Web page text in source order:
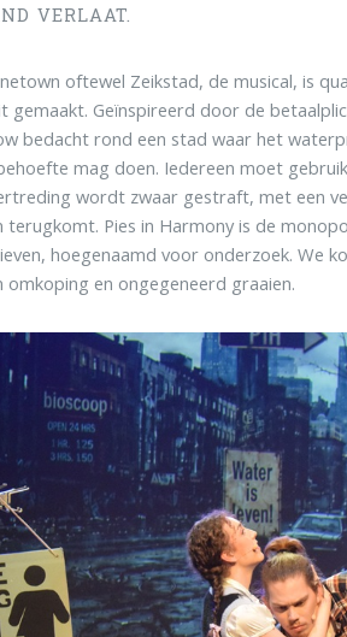
VERLAAT.
oftewel Zeikstad, de musical, is
gemaakt. Geïnspireerd door de
bedacht rond een stad waar het
mag doen. Iedereen moet
wordt zwaar gestraft, met een
terugkomt. Pies in Harmony is de
hoegenaamd voor onderzoek. We
omkoping en ongegeneerd graaien.